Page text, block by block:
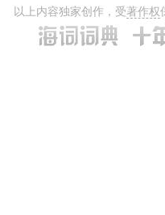
以上内容独家创作，受著作权